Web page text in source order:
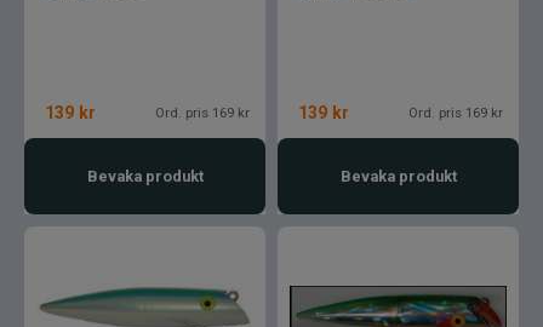
139 kr Ord. pris 169 kr
Bevaka produkt
139 kr Ord. pris 169 kr
Bevaka produkt